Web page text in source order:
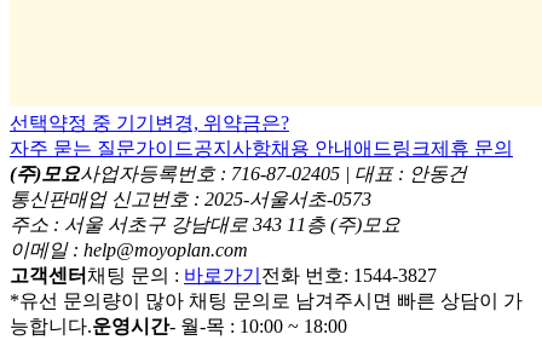
선택약정 중 기기변경, 위약금은?
자주 묻는 질문가이드공지사항채용 안내 애드링크제휴 문의
(주)모요사업자등록번호 : 716-87-02405 | 대표 : 안동건
통신판매업 신고번호 : 2025-서울서초-0573
주소 : 서울 서초구 강남대로 343 11층 (주)모요
이메일 : help@moyoplan.com
고객센터채팅 문의 : 바로가기 전화 번호: 1544-3827
*유선 문의량이 많아 채팅 문의로 남겨주시면 빠른 상담이 가
능합니다.운영시간- 월-목 : 10:00 ~ 18:00